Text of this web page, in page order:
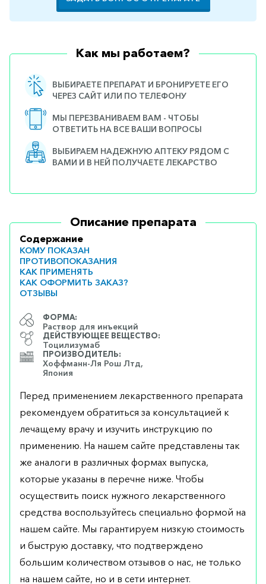
Как мы работаем?
ВЫБИРАЕТЕ ПРЕПАРАТ И БРОНИРУЕТЕ ЕГО
ЧЕРЕЗ САЙТ ИЛИ ПО ТЕЛЕФОНУ
МЫ ПЕРЕЗВАНИВАЕМ ВАМ - ЧТОБЫ
ОТВЕТИТЬ НА ВСЕ ВАШИ ВОПРОСЫ
ВЫБИРАЕМ НАДЕЖНУЮ АПТЕКУ РЯДОМ С
ВАМИ И В НЕЙ ПОЛУЧАЕТЕ ЛЕКАРСТВО
Описание препарата
Содержание
КОМУ ПОКАЗАН
ПРОТИВОПОКАЗАНИЯ
КАК ПРИМЕНЯТЬ
КАК ОФОРМИТЬ ЗАКАЗ?
ОТЗЫВЫ
ФОРМА:
Раствор для инъекций
ДЕЙСТВУЮЩЕЕ ВЕЩЕСТВО:
Тоцилизумаб
ПРОИЗВОДИТЕЛЬ:
Хоффманн-Ля Рош Лтд,
Япония
Перед применением лекарственного препарата
рекомендуем обратиться за консультацией к
лечащему врачу и изучить инструкцию по
применению. На нашем сайте представлены так
же аналоги в различных формах выпуска,
которые указаны в перечне ниже. Чтобы
осуществить поиск нужного лекарственного
средства воспользуйтесь специально формой на
нашем сайте. Мы гарантируем низкую стоимость
и быструю доставку, что подтверждено
большим количеством отзывов о нас, не только
на нашем сайте, но и в сети интернет.